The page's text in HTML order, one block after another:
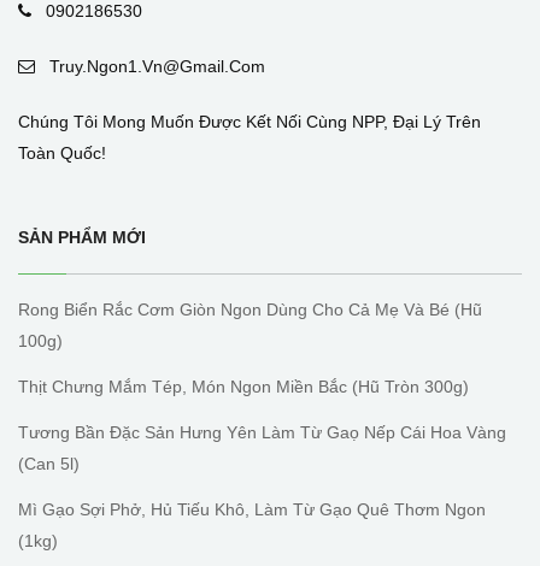
0902186530
Truy.ngon1.vn@gmail.com
Chúng Tôi Mong Muốn Được Kết Nối Cùng NPP, Đại Lý Trên
Toàn Quốc!
SẢN PHẨM MỚI
Rong Biển Rắc Cơm Giòn Ngon Dùng Cho Cả Mẹ Và Bé (hũ
100g)
Thịt Chưng Mắm Tép, Món Ngon Miền Bắc (hũ Tròn 300g)
Tương Bần Đặc Sản Hưng Yên Làm Từ Gaọ Nếp Cái Hoa Vàng
(can 5l)
Mì Gạo Sợi Phở, Hủ Tiếu Khô, Làm Từ Gạo Quê Thơm Ngon
(1kg)